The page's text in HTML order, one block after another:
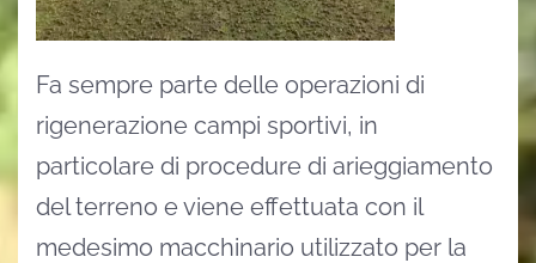
Fa sempre parte delle operazioni di
rigenerazione campi sportivi, in
particolare di procedure di arieggiamento
del terreno e viene effettuata con il
medesimo macchinario utilizzato per la